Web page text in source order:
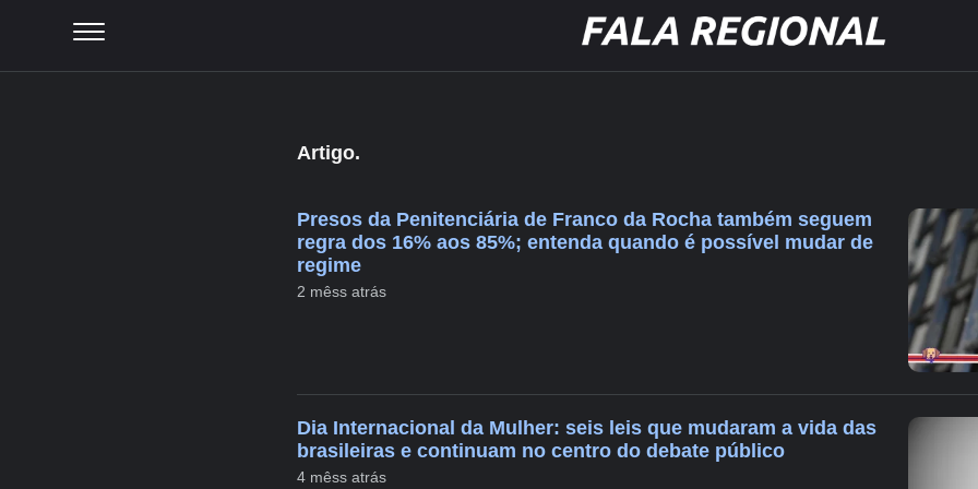
Artigo.
Presos da Penitenciária de Franco da Rocha também seguem
regra dos 16% aos 85%; entenda quando é possível mudar de
regime
2 mêss atrás
Dia Internacional da Mulher: seis leis que mudaram a vida das
brasileiras e continuam no centro do debate público
4 mêss atrás